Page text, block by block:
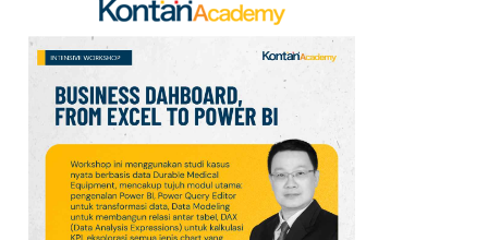
8
FIFA Akhirnya Cairkan
Hadiah Timnas Yordania
yang Tertunda 8 Bulan
9
Klasemen Grup A Piala
AFF 2026: Ini Skenario
Indonesia Lolos ke
Semifinal